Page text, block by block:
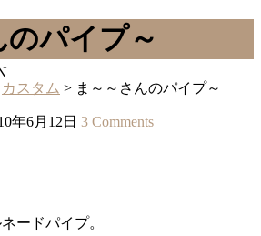
パイプ～
カスタム > ま～～さんのパイプ～
年6月12日 3 Comments
ードパイプ。